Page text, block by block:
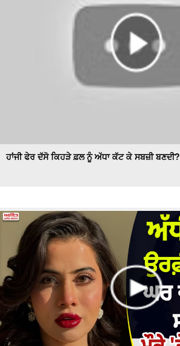
ਹਾਂਜੀ ਫੇਰ ਦੱਸੋ ਕਿਹੜੇ ਫ਼ਲ ਨੂੰ ਅੱਧਾ ਕੱਟ ਕੇ ਸਬਜ਼ੀ ਬਣਦੀ?